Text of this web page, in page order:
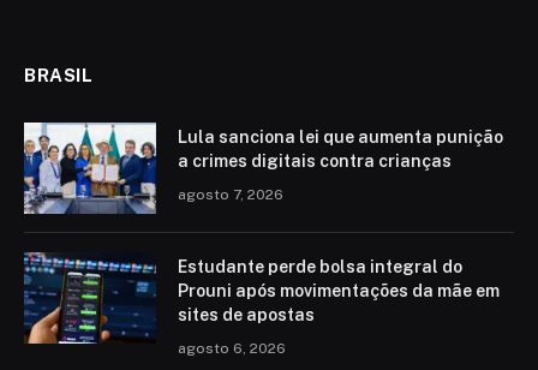
BRASIL
Lula sanciona lei que aumenta punição
a crimes digitais contra crianças
agosto 7, 2026
Estudante perde bolsa integral do
Prouni após movimentações da mãe em
sites de apostas
agosto 6, 2026